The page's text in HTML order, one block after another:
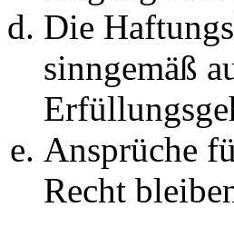
Die
sinngemäß
Ansprüche
Recht